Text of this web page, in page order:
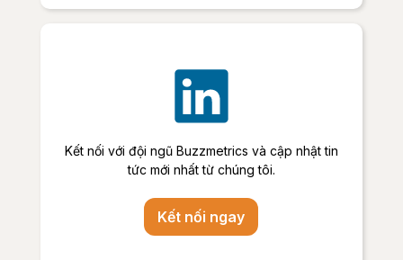
Kết nối với đội ngũ Buzzmetrics và cập nhật tin
tức mới nhất từ chúng tôi.
Kết nối ngay